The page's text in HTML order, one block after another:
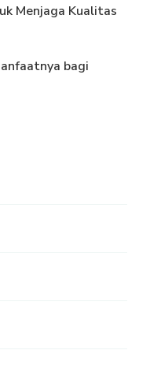
Menjaga Kualitas
bagi